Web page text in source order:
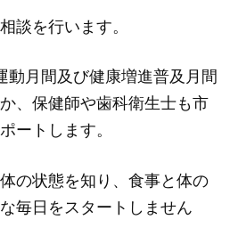
e
談を行います。
動月間及び健康増進普及月間
、保健師や歯科衛生士も市
ートします。
の状態を知り、食事と体の
毎日をスタートしません